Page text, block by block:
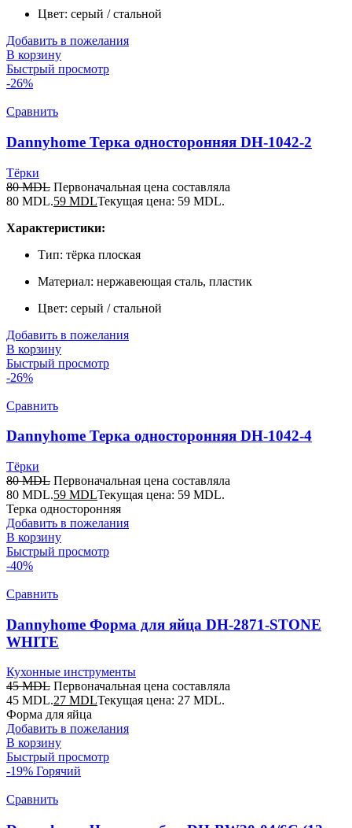
Цвет: серый / стальной
Добавить в пожелания
В корзину
Быстрый просмотр
-26%
Сравнить
Dannyhome Терка односторонняя DH-1042-2
Тёрки
80MDL Первоначальная цена составляла
80 MDL.59 MDLТекущая цена: 59 MDL.
Характеристики:
Тип: тёрка плоская
Материал: нержавеющая сталь, пластик
Цвет: серый / стальной
Добавить в пожелания
В корзину
Быстрый просмотр
-26%
Сравнить
Dannyhome Терка односторонняя DH-1042-4
Тёрки
80MDL Первоначальная цена составляла
80 MDL.59 MDLТекущая цена: 59 MDL.
Терка односторонняя
Добавить в пожелания
В корзину
Быстрый просмотр
-40%
Сравнить
Dannyhome Форма для яйца DH-2871-STONE
WHITE
Кухонные инструменты
45MDL Первоначальная цена составляла
45 MDL.27 MDLТекущая цена: 27 MDL.
Форма для яйца
Добавить в пожелания
В корзину
Быстрый просмотр
-19% Горячий
Сравнить